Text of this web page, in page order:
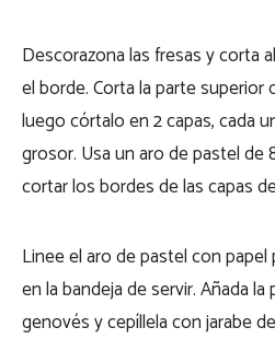
Descorazona las fresas y corta
el borde. Corta la parte
luego córtalo en 2 capas, cada
grosor. Usa un aro de pastel de
cortar los bordes de las capas
Linee el aro de pastel con
en la bandeja de servir. Añada
genovés y cepíllela con jarabe